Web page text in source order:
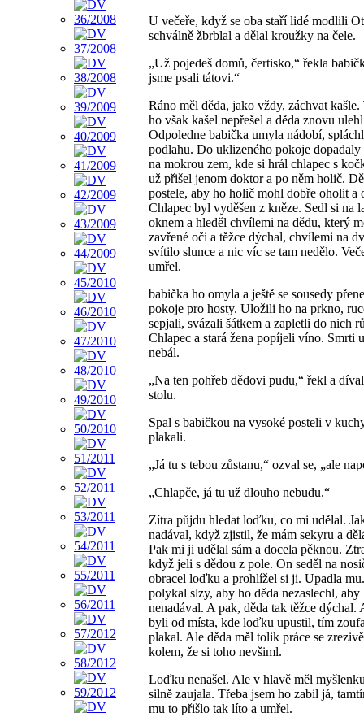
U večeře, když se oba staří lidé modlili
schválně žbrblal a dělal kroužky na čele.
„Už pojedeš domů, čertisko,“ řekla
jsme psali tátovi.“
Ráno měl děda, jako vždy, záchvat kašle.
ho však kašel nepřešel a děda znovu
Odpoledne babička umyla nádobí,
podlahu. Do uklizeného pokoje dopadaly
na mokrou zem, kde si hrál chlapec s
už přišel jenom doktor a po něm holič.
postele, aby ho holič mohl dobře oholit a
Chlapec byl vyděšen z kněze. Sedl si na
oknem a hleděl chvílemi na dědu, který
zavřené oči a těžce dýchal, chvílemi na
svítilo slunce a nic víc se tam nedělo.
umřel.
babička ho omyla a ještě se sousedy
pokoje pro hosty. Uložili ho na prkno,
sepjali, svázali šátkem a zapletli do nich
Chlapec a stará žena popíjeli víno. Smrti
nebál.
„Na ten pohřeb dědovi pudu,“ řekl a
stolu.
Spal s babičkou na vysoké posteli v
plakali.
„Já tu s tebou zůstanu,“ ozval se, „ale
„Chlapče, já tu už dlouho nebudu.“
Zítra půjdu hledat loďku, co mi udělal.
nadával, když zjistil, že mám sekyru a
Pak mi ji udělal sám a docela pěknou.
když jeli s dědou z pole. On seděl na
obracel loďku a prohlížel si ji. Upadla
polykal slzy, aby ho děda nezaslechl, aby
nenadával. A pak, děda tak těžce dýchal.
byli od místa, kde loďku upustil, tím
plakal. Ale děda měl tolik práce se
kolem, že si toho nevšiml.
Loďku nenašel. Ale v hlavě měl
silně zaujala. Třeba jsem ho zabil já,
mu to přišlo tak líto a umřel.